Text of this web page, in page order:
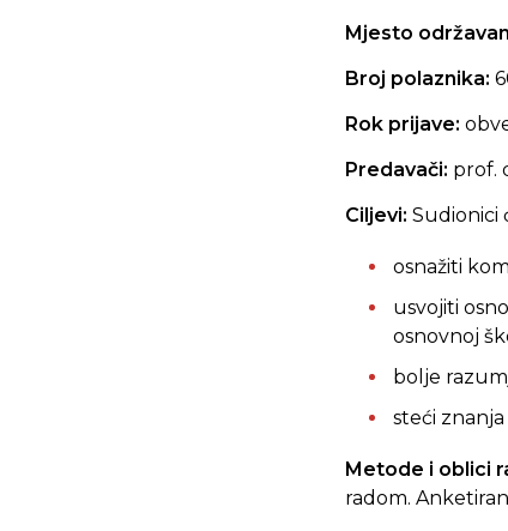
Mjesto
Broj polaznika:
Rok prijave:
Predavači: prof.
Ciljevi: Sudionici
osnažiti
usvojiti
osnovnoj
bolje
steći
Metode i oblici
radom.